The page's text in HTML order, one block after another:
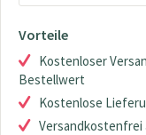
Vorteile
Kostenloser
Bestellwert
Kostenlose
Versandkostenfrei